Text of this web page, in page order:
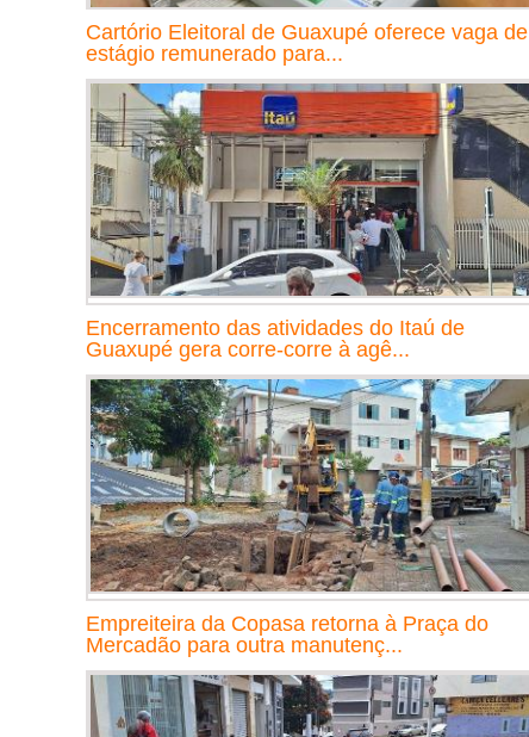
Cartório Eleitoral de Guaxupé oferece vaga de
estágio remunerado para...
Encerramento das atividades do Itaú de
Guaxupé gera corre-corre à agê...
Empreiteira da Copasa retorna à Praça do
Mercadão para outra manutenç...